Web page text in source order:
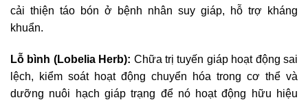
cải thiện táo bón ở bệnh nhân suy giáp, hỗ trợ kháng
khuẩn.
Lỗ bình (Lobelia Herb): Chữa trị tuyến giáp hoạt động sai
lệch, kiểm soát hoạt động chuyển hóa trong cơ thể và
dưỡng nuôi hạch giáp trạng để nó hoạt động hữu hiệu